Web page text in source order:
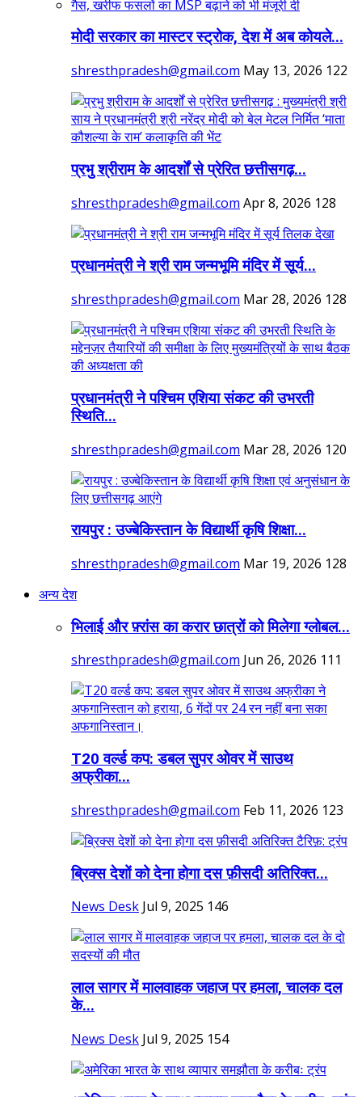
मोदी सरकार का मास्टर स्ट्रोक, देश में अब कोयले...
shresthpradesh@gmail.com May 13, 2026 122
प्रभु श्रीराम के आदर्शों से प्रेरित छत्तीसगढ़...
shresthpradesh@gmail.com Apr 8, 2026 128
प्रधानमंत्री ने श्री राम जन्मभूमि मंदिर में सूर्य...
shresthpradesh@gmail.com Mar 28, 2026 128
प्रधानमंत्री ने पश्चिम एशिया संकट की उभरती
स्थिति...
shresthpradesh@gmail.com Mar 28, 2026 120
रायपुर : उज्बेकिस्तान के विद्यार्थी कृषि शिक्षा...
shresthpradesh@gmail.com Mar 19, 2026 128
अन्य देश
भिलाई और फ़्रांस का करार छात्रों को मिलेगा ग्लोबल...
shresthpradesh@gmail.com Jun 26, 2026 111
T20 वर्ल्ड कप: डबल सुपर ओवर में साउथ
अफ्रीका...
shresthpradesh@gmail.com Feb 11, 2026 123
ब्रिक्स देशों को देना होगा दस फ़ीसदी अतिरिक्त...
News Desk Jul 9, 2025 146
लाल सागर में मालवाहक जहाज पर हमला, चालक दल
के...
News Desk Jul 9, 2025 154